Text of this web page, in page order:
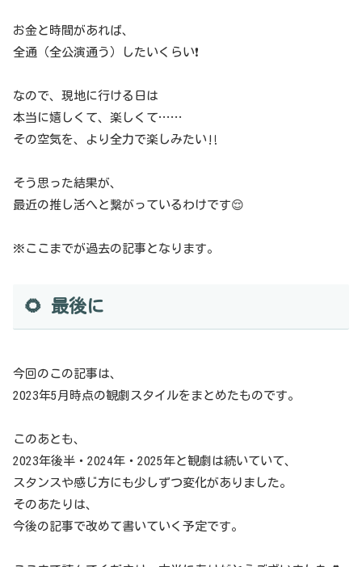
お金と時間があれば、
全通（全公演通う）したいくらい❗️
なので、現地に行ける日は
本当に嬉しくて、楽しくて……
その空気を、より全力で楽しみたい‼️
そう思った結果が、
最近の推し活へと繋がっているわけです😌
※ここまでが過去の記事となります。
🌻 最後に
今回のこの記事は、
2023年5月時点の観劇スタイルをまとめたものです。
このあとも、
2023年後半・2024年・2025年と観劇は続いていて、
スタンスや感じ方にも少しずつ変化がありました。
そのあたりは、
今後の記事で改めて書いていく予定です。